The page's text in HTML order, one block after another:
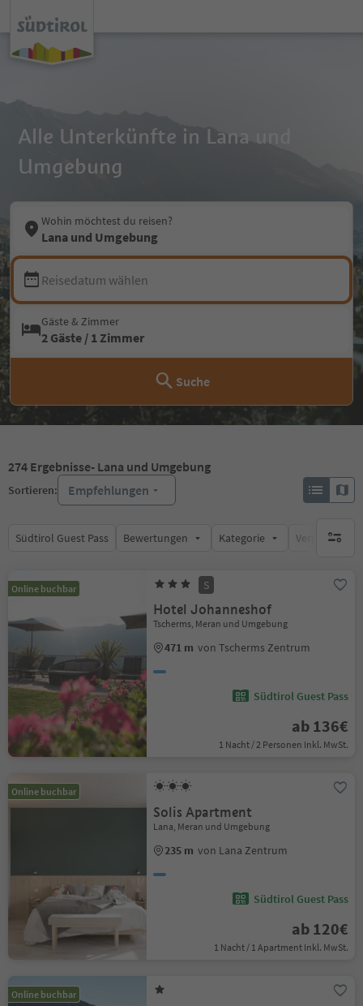
Alle Unterkünfte in Lana und
Umgebung
Wohin möchtest du reisen?
Lana und Umgebung
Reisedatum wählen
Gäste & Zimmer
2 Gäste / 1 Zimmer
Suche
274 Ergebnisse- Lana und Umgebung
Sortieren: Empfehlungen
Südtirol Guest Pass Bewertungen Kategorie keine
Online buchbar S
Hotel Johanneshof
Tscherms, Meran und Umgebung
471 m von Tscherms Zentrum
Südtirol Guest Pass
ab 136€
1 Nacht / 2 Personen Inkl. MwSt.
Online buchbar
Solis Apartment
Lana, Meran und Umgebung
235 m von Lana Zentrum
Südtirol Guest Pass
ab 120€
1 Nacht / 1 Apartment Inkl. MwSt.
Online buchbar